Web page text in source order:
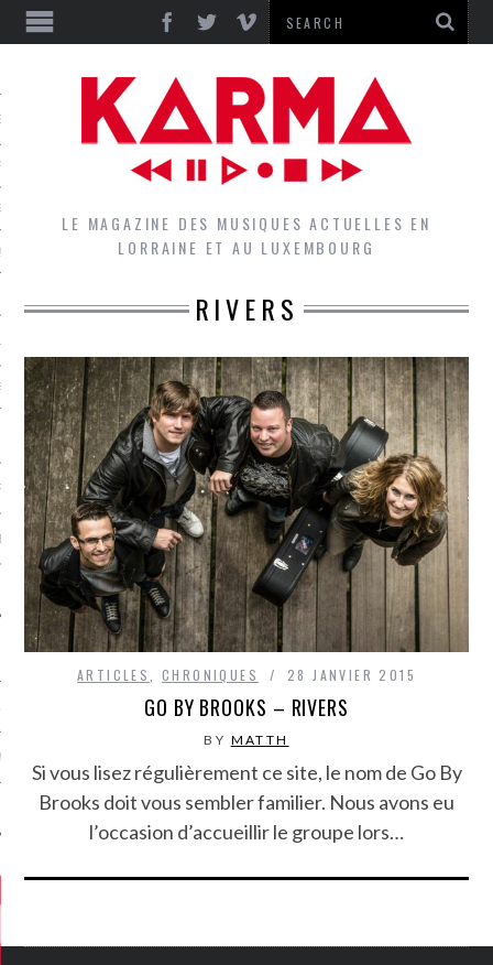
GROUPES DU LOCAL
LE LOCAL DU MAGAZINE
LE MAGAZINE DES MUSIQUES ACTUELLES EN
LORRAINE ET AU LUXEMBOURG
RIVERS
ARTICLES ,CHRONIQUES 28 JANVIER 2015
GO BY BROOKS – RIVERS
BY MATTH
Si vous lisez régulièrement ce site, le nom de Go By
Brooks doit vous sembler familier. Nous avons eu
l’occasion d’accueillir le groupe lors…